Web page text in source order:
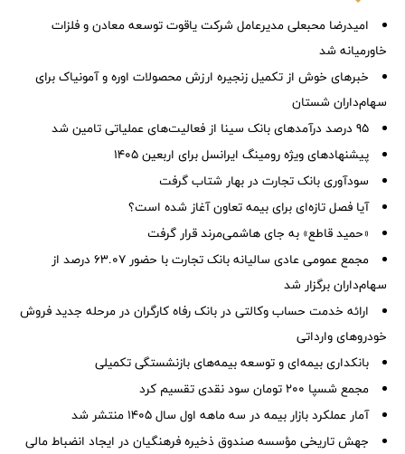
امیدرضا محبعلی مدیرعامل شرکت یاقوت توسعه معادن و فلزات
خاورمیانه شد
خبرهای خوش از تکمیل زنجیره ارزش محصولات اوره و آمونیاک برای
سهام‌داران شستان
95 درصد درآمدهای بانک سینا از فعالیت‌های عملیاتی تامین شد
پیشنهادهای ویژه رومینگ ایرانسل برای اربعین ۱۴۰۵
سودآوری بانک تجارت در بهار شتاب گرفت
آیا فصل تازه‌ای برای بیمه تعاون آغاز شده است؟
«حمید قاطع» به جای هاشمی‌مرند قرار گرفت
مجمع عمومی عادی سالیانه بانک تجارت با حضور ۶۳.۰۷ درصد از
سهام‌داران برگزار شد
ارائه خدمت حساب وکالتی در بانک رفاه کارگران در مرحله جدید فروش
خودروهای وارداتی
بانکداری بیمه‌ای و توسعه بیمه‌های بازنشستگی تکمیلی
مجمع شسپا 200 تومان سود نقدی تقسیم کرد
آمار عملكرد بازار بیمه در سه ماهه اول سال 1405 منتشر شد
جهش تاریخی مؤسسه صندوق ذخیره فرهنگیان در ایجاد انضباط مالی